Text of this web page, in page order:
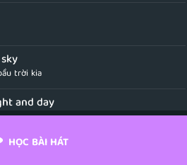
trời kia
and day
đêm
away
HỌC BÀI HÁT